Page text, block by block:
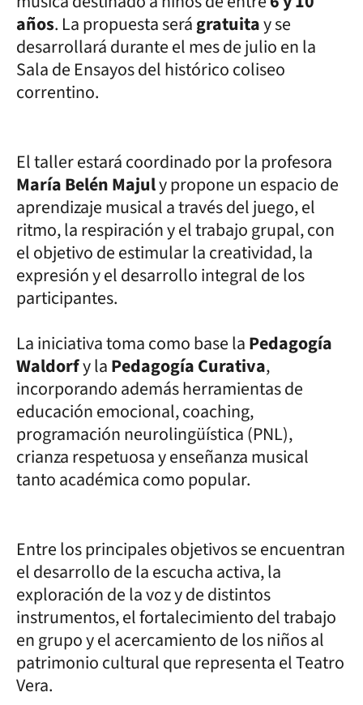
años. La propuesta serágratuitay se
desarrollará durante el mes de julio en la
Sala de Ensayos del histórico coliseo
correntino.
El taller estará coordinado por la profesora
María Belén Majuly propone un espacio de
aprendizaje musical a través del juego, el
ritmo, la respiración y el trabajo grupal, con
el objetivo de estimular la creatividad, la
expresión y el desarrollo integral de los
participantes.
La iniciativa toma como base laPedagogía
Waldorfy laPedagogía Curativa,
incorporando además herramientas de
educación emocional, coaching,
programación neurolingüística (PNL),
crianza respetuosa y enseñanza musical
tanto académica como popular.
Entre los principales objetivos se encuentran
el desarrollo de la escucha activa, la
exploración de la voz y de distintos
instrumentos, el fortalecimiento del trabajo
en grupo y el acercamiento de los niños al
patrimonio cultural que representa el Teatro
Vera.